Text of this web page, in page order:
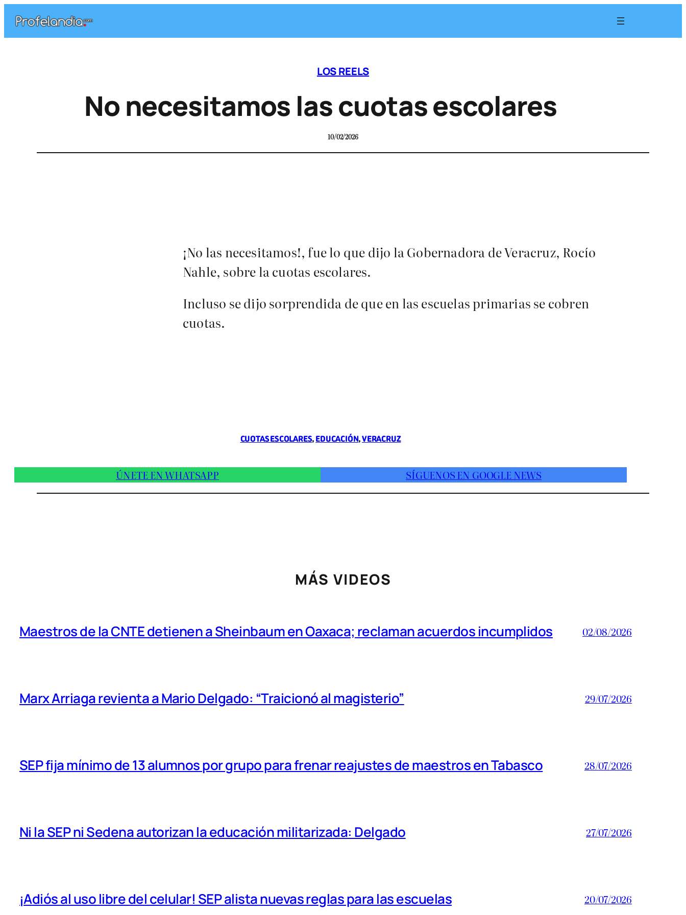
LOS REELS
No necesitamos las cuotas escolares
10/02/2026
¡No las necesitamos!, fue lo que dijo la Gobernadora de Veracruz, Rocío
Nahle, sobre la cuotas escolares.
Incluso se dijo sorprendida de que en las escuelas primarias se cobren
cuotas.
CUOTAS ESCOLARES, EDUCACIÓN, VERACRUZ
ÚNETE EN WHATSAPP SÍGUENOS EN GOOGLE NEWS
MÁS VIDEOS
Maestros de la CNTE detienen a Sheinbaum en Oaxaca; reclaman acuerdos incumplidos 02/08/2026
Marx Arriaga revienta a Mario Delgado: “Traicionó al magisterio” 29/07/2026
SEP fija mínimo de 13 alumnos por grupo para frenar reajustes de maestros en Tabasco 28/07/2026
Ni la SEP ni Sedena autorizan la educación militarizada: Delgado 27/07/2026
¡Adiós al uso libre del celular! SEP alista nuevas reglas para las escuelas 20/07/2026